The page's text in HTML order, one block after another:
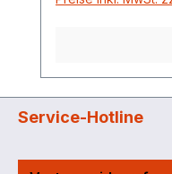
Service-Hotline